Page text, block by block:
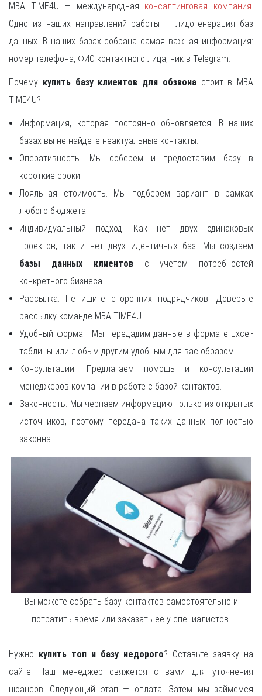
MBA TIME4U — международная консалтинговая компания.
Одно из наших направлений работы — лидогенерация баз
данных. В наших базах собрана самая важная информация:
номер телефона, ФИО контактного лица, ник в Telegram.
Почему купить базу клиентов для обзвонастоит в MBA
TIME4U?
Информация, которая постоянно обновляется. В наших
базах вы не найдете неактуальные контакты.
Оперативность. Мы соберем и предоставим базу в
короткие сроки.
Лояльная стоимость. Мы подберем вариант в рамках
любого бюджета.
Индивидуальный подход. Как нет двух одинаковых
проектов, так и нет двух идентичных баз. Мы создаем
базы данных клиентовс учетом потребностей
конкретного бизнеса.
Рассылка. Не ищите сторонних подрядчиков. Доверьте
рассылку команде MBA TIME4U.
Удобный формат. Мы передадим данные в формате Excel-
таблицы или любым другим удобным для вас образом.
Консультации. Предлагаем помощь и консультации
менеджеров компании в работе с базой контактов.
Законность. Мы черпаем информацию только из открытых
источников, поэтому передача таких данных полностью
законна.
Вы можете собрать базу контактов самостоятельно и
потратить время или заказать ее у специалистов.
Нужно купить топ и базу недорого? Оставьте заявку на
сайте. Наш менеджер свяжется с вами для уточнения
нюансов. Следующий этап — оплата. Затем мы займемся